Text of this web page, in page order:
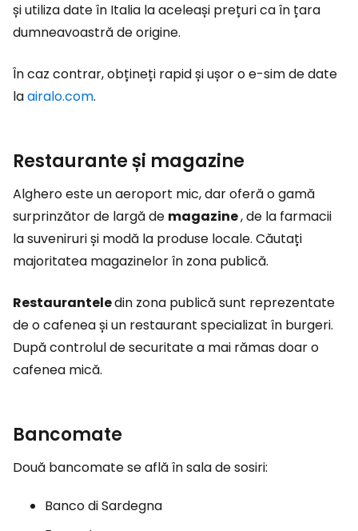
și utiliza date în Italia la aceleași prețuri ca în țara
dumneavoastră de origine.
În caz contrar, obțineți rapid și ușor o e-sim de date
laairalo.com.
Restaurante și magazine
Alghero este un aeroport mic, dar oferă o gamă
surprinzător de largă de magazine, de la farmacii
la suveniruri și modă la produse locale. Căutați
majoritatea magazinelor în zona publică.
Restauranteledin zona publică sunt reprezentate
de o cafenea și un restaurant specializat în burgeri.
După controlul de securitate a mai rămas doar o
cafenea mică.
Bancomate
Două bancomate se află în sala de sosiri:
Banco di Sardegna